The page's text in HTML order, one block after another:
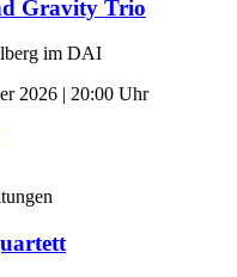
Gravity Trio
im DAI
2026 | 20:00 Uhr